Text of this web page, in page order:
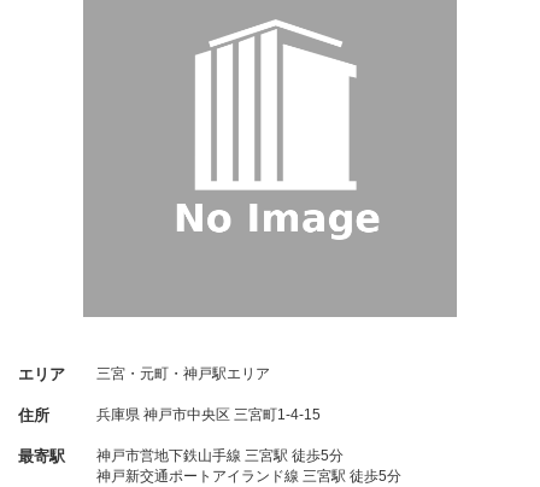
エリア 三宮・元町・神戸駅エリア
住所 兵庫県 神戸市中央区 三宮町1-4-15
最寄駅
神戸市営地下鉄山手線 三宮駅 徒歩5分
神戸新交通ポートアイランド線 三宮駅 徒歩5分